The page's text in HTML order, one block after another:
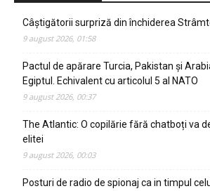
Câștigătorii surpriză din închiderea
9 august 2026, 01:58
Pactul de apărare Turcia, Pakistan și
Egiptul. Echivalent cu articolul 5 al NATO
9 august 2026, 00:37
The Atlantic: O copilărie fără chatboți va
elitei
9 august 2026, 00:03
Posturi de radio de spionaj ca in timpul